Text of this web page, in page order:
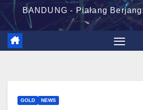
BANDUNG - Pialang
GOLD NEWS